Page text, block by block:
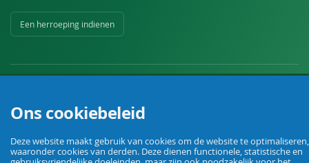
Een herroeping indienen
Ons cookiebeleid
Deze website maakt gebruik van cookies om de website te optimaliseren,
waaronder cookies van derden. Deze dienen functionele, statistische en